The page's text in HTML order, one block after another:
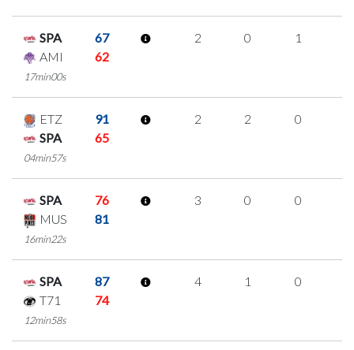
SPA
67
AMI
62
17min00s
2 0 1
ETZ
91
SPA
65
04min57s
2 2 0
SPA
76
MUS
81
16min22s
3 0 0
SPA
87
T71
74
12min58s
4 1 0